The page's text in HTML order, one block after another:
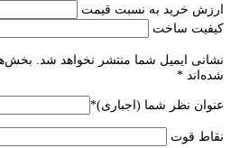
ارزش خرید به نسبت قیمت
کیفیت ساخت
نشانی ایمیل شما منتشر نخواهد شد.
شده‌اند *
عنوان نظر شما (اجباری)*
نقاط قوت